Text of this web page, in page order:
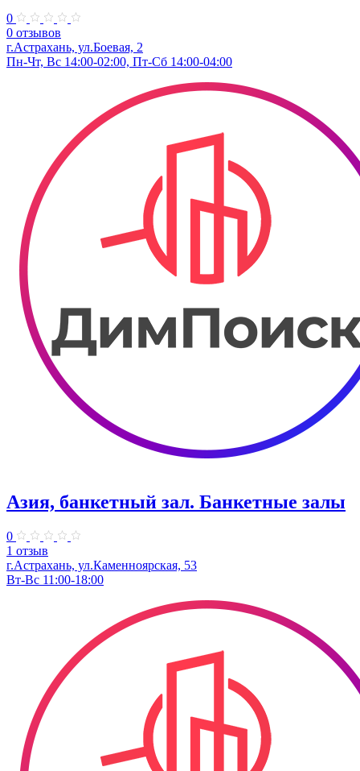
0
0 отзывов
г.Астрахань, ул.Боевая, 2
Пн-Чт, Вс 14:00-02:00, Пт-Сб 14:00-04:00
Азия, банкетный зал. Банкетные залы
0
1 отзыв
г.Астрахань, ул.Каменноярская, 53
Вт-Вс 11:00-18:00